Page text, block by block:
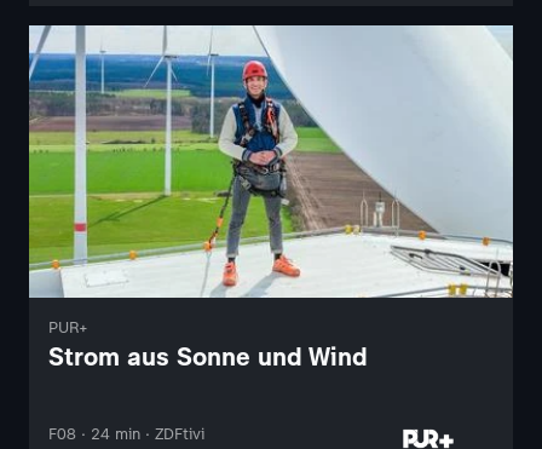
PUR+
Strom aus Sonne und Wind
F08 · 24 min · ZDFtivi